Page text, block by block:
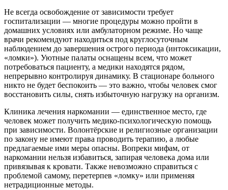
Не всегда освобождение от зависимости требует
госпитализации — многие процедуры можно пройти в
домашних условиях или амбулаторном режиме. Но чаще
врачи рекомендуют находиться под круглосуточным
наблюдением до завершения острого периода (интоксикации,
«ломки»). Уютные палаты оснащены всем, что может
потребоваться пациенту, а медики находятся рядом,
непрерывно контролируя динамику. В стационаре больного
никто не будет беспокоить — это важно, чтобы человек смог
восстановить силы, снять избыточную нагрузку на организм.
Клиника лечения наркомании — единственное место, где
человек может получить медико-психологическую помощь
при зависимости. Волонтёрские и религиозные организации
по закону не имеют права проводить терапию, а любые
предлагаемые ими меры опасны. Вопреки мифам, от
наркомании нельзя избавиться, запирая человека дома или
привязывая к кровати. Также невозможно справиться с
проблемой самому, перетерпев «ломку» или применяя
нетрадиционные методы.